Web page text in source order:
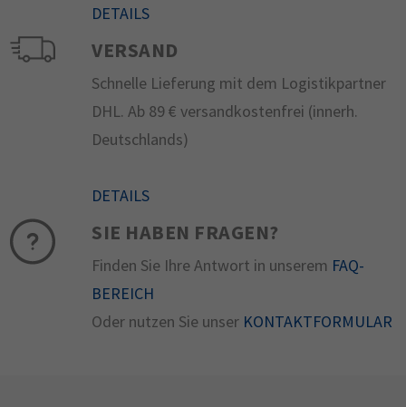
DETAILS
VERSAND
Schnelle Lieferung mit dem Logistikpartner
DHL. Ab 89 € versandkostenfrei (innerh.
Deutschlands)
DETAILS
SIE HABEN FRAGEN?
Finden Sie Ihre Antwort in unserem FAQ-
BEREICH
Oder nutzen Sie unser KONTAKTFORMULAR